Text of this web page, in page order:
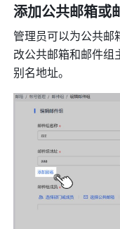
添加公共邮箱或
管理员可以为公共邮
改公共邮箱和邮件组
别名地址。